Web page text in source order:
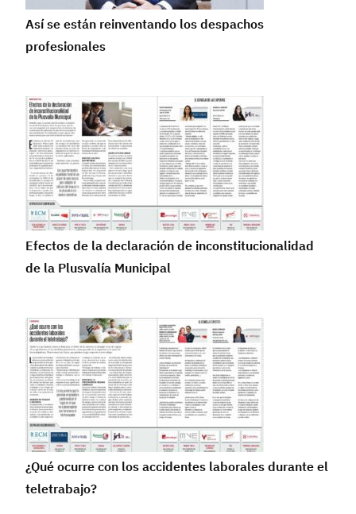
Así se están reinventando los despachos
profesionales
Efectos de la declaración de inconstitucionalidad
de la Plusvalía Municipal
¿Qué ocurre con los accidentes laborales durante el
teletrabajo?